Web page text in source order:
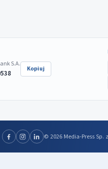
S.A.
Kopiuj
© 2026 Media-Press